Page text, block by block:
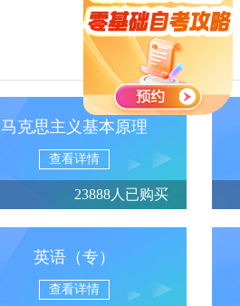
马克思主义基本原理
查看详情
23888人已购买
英语（专）
查看详情